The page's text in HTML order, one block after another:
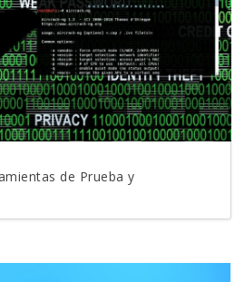
de Prueba y